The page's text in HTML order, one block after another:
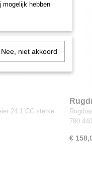
24.1 CC sterke
790
€
mogelijk hebben
Nee, niet akkoord